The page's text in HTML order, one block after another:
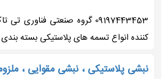
09197443453 گروه صنعتی
کننده انواع تسمه های پلاستیکی بسته
نبشی پلاستیکی ، نبشی مقوایی ،